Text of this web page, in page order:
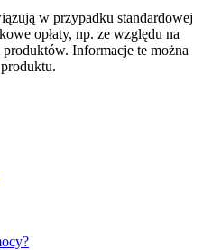
w przypadku standardowej
opłaty, np. ze względu na
Informacje te można